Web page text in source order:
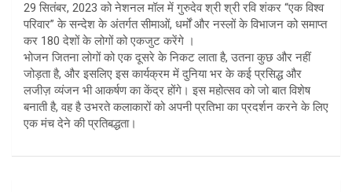
29 सितंबर, 2023 को नेशनल मॉल में गुरुदेव श्री श्री रवि शंकर “एक विश्व
परिवार” के सन्देश के अंतर्गत सीमाओं, धर्मों और नस्लों के विभाजन को समाप्त
कर 180 देशों के लोगों को एकजुट करेंगे ।
भोजन जितना लोगों को एक दूसरे के निकट लाता है, उतना कुछ और नहीं
जोड़ता है, और इसलिए इस कार्यक्रम में दुनिया भर के कई प्रसिद्ध और
लजीज़ व्यंजन भी आकर्षण का केंद्र होंगे। इस महोत्सव को जो बात विशेष
बनाती है, वह है उभरते कलाकारों को अपनी प्रतिभा का प्रदर्शन करने के लिए
एक मंच देने की प्रतिबद्धता।